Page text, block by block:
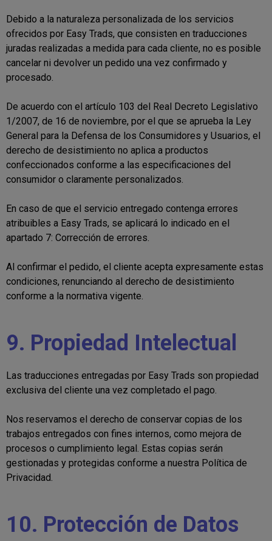
Debido a la naturaleza personalizada de los servicios
ofrecidos por Easy Trads, que consisten en traducciones
juradas realizadas a medida para cada cliente, no es posible
cancelar ni devolver un pedido una vez confirmado y
procesado.
De acuerdo con el artículo 103 del Real Decreto Legislativo
1/2007, de 16 de noviembre, por el que se aprueba la Ley
General para la Defensa de los Consumidores y Usuarios, el
derecho de desistimiento no aplica a productos
confeccionados conforme a las especificaciones del
consumidor o claramente personalizados.
En caso de que el servicio entregado contenga errores
atribuibles a Easy Trads, se aplicará lo indicado en el
apartado 7: Corrección de errores.
Al confirmar el pedido, el cliente acepta expresamente estas
condiciones, renunciando al derecho de desistimiento
conforme a la normativa vigente.
9. Propiedad Intelectual
Las traducciones entregadas por Easy Trads son propiedad
exclusiva del cliente una vez completado el pago.
Nos reservamos el derecho de conservar copias de los
trabajos entregados con fines internos, como mejora de
procesos o cumplimiento legal. Estas copias serán
gestionadas y protegidas conforme a nuestra Política de
Privacidad.
10. Protección de Datos